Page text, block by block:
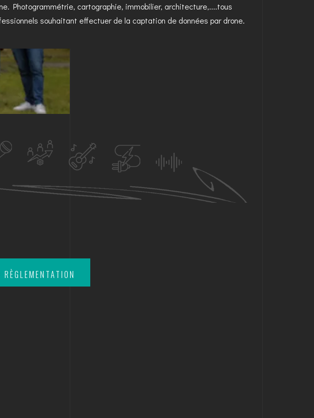
Photogrammétrie, cartographie, immobilier, architecture,....tous
souhaitant effectuer de la captation de données par drone.
RÈGLEMENTATION